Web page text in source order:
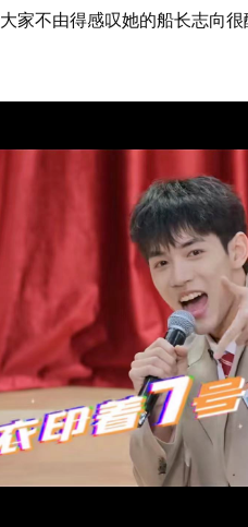
家不由得感叹她的船长志向